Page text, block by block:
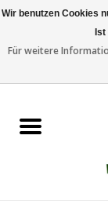
Dachzeltanhänger
Wir benutzen Cookies
Für weitere